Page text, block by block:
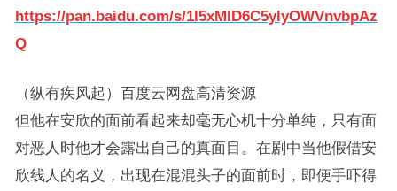
https://pan.baidu.com/s/1I5xMID6C5ylyOWVnvbpAz
Q
（纵有疾风起）百度云网盘高清资源
但他在安欣的面前看起来却毫无心机十分单纯，只有面
对恶人时他才会露出自己的真面目。在剧中当他假借安
欣线人的名义，出现在混混头子的面前时，即便手吓得